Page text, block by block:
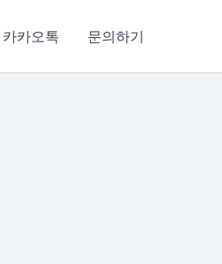
카카오톡 문의하기